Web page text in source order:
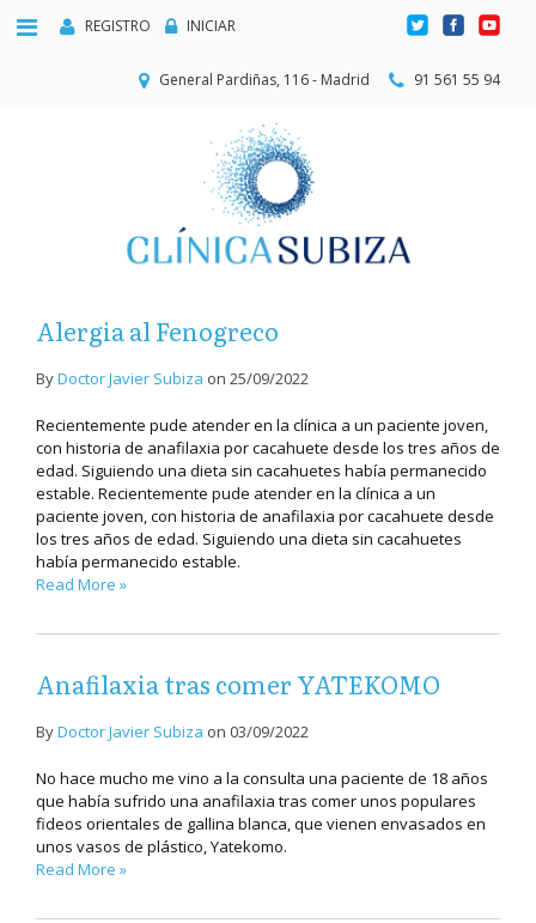
REGISTRO INICIAR
General Pardiñas, 116 - Madrid 91 561 55 94
Alergia al Fenogreco
ByDoctor Javier Subiza on 25/09/2022
Recientemente pude atender en la clínica a un paciente joven,
con historia de anafilaxia por cacahuete desde los tres años de
edad. Siguiendo una dieta sin cacahuetes había permanecido
estable. Recientemente pude atender en la clínica a un
paciente joven, con historia de anafilaxia por cacahuete desde
los tres años de edad. Siguiendo una dieta sin cacahuetes
había permanecido estable.
Read More »
Anafilaxia tras comer YATEKOMO
ByDoctor Javier Subiza on 03/09/2022
No hace mucho me vino a la consulta una paciente de 18 años
que había sufrido una anafilaxia tras comer unos populares
fideos orientales de gallina blanca, que vienen envasados en
unos vasos de plástico, Yatekomo.
Read More »